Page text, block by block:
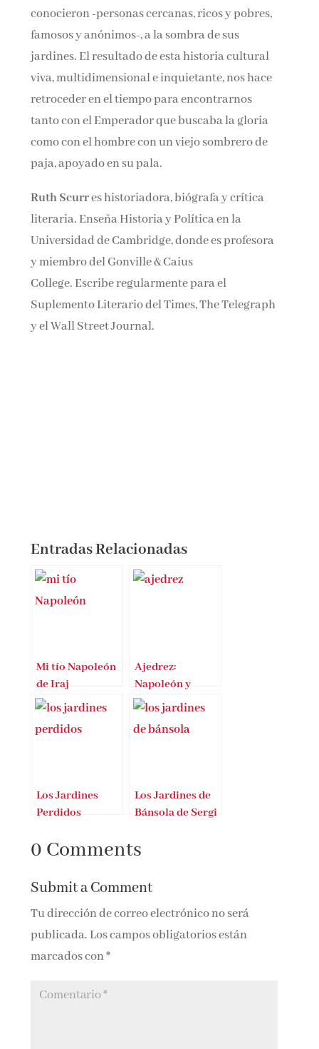
conocieron -personas cercanas, ricos y pobres,
famosos y anónimos-, a la sombra de sus
jardines. El resultado de esta historia cultural
viva, multidimensional e inquietante, nos hace
retroceder en el tiempo para encontrarnos
tanto con el Emperador que buscaba la gloria
como con el hombre con un viejo sombrero de
paja, apoyado en su pala.
Ruth Scurres historiadora, biógrafa y crítica
literaria. Enseña Historia y Política en la
Universidad de Cambridge, donde es profesora
y miembro del Gonville & Caius
College. Escribe regularmente para el
Suplemento Literario del Times, The Telegraph
y el Wall Street Journal.
Entradas Relacionadas
Mi tío Napoleón
de Iraj
Pezeshkzad
Ajedrez:
Napoleón y
Josefina
Los Jardines
Perdidos
Los Jardines de
Bánsola de Sergi
0 Comments
Submit a Comment
Tu dirección de correo electrónico no será
publicada. Los campos obligatorios están
marcados con*